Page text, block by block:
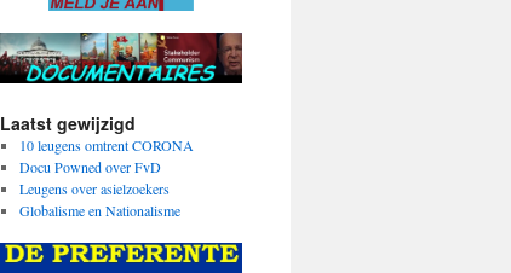
Laatst gewijzigd
10 leugens omtrent CORONA
Docu Powned over FvD
Leugens over asielzoekers
Globalisme en Nationalisme